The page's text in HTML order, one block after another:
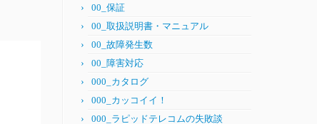
00_保証
00_取扱説明書・マニュアル
00_故障発生数
00_障害対応
000_カタログ
000_カッコイイ！
000_ラピッドテレコムの失敗談